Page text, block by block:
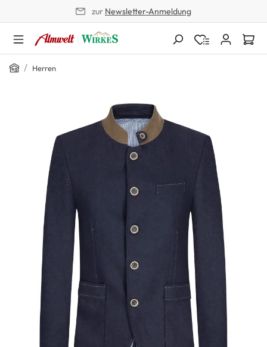
zur Newsletter-Anmeldung
Home
/ Herren